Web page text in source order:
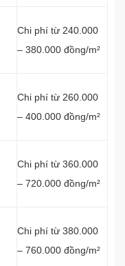
Chi phí từ 240.000
– 380.000 đồng/m²
Chi phí từ 260.000
– 400.000 đồng/m²
Chi phí từ 360.000
– 720.000 đồng/m²
Chi phí từ 380.000
– 760.000 đồng/m²